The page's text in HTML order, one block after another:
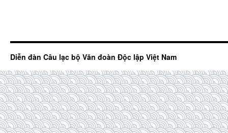
Diễn đàn Câu lạc bộ Văn đoàn Độc lập Việt Nam